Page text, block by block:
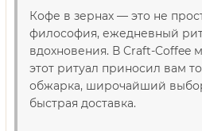
Кофе в зернах — это не
философия, ежедневный
вдохновения. В Craft-Coffee
этот ритуал приносил вам
обжарка, широчайший
быстрая доставка.